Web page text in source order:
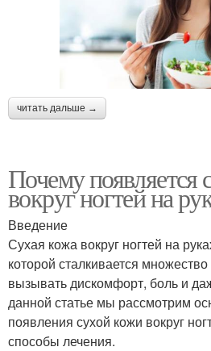
читать дальше →
Почему появляется
вокруг ногтей на
Введение
Сухая кожа вокруг ногтей на
которой сталкивается
вызывать дискомфорт, боль и
данной статье мы рассмотрим
появления сухой кожи вокруг
способы лечения.